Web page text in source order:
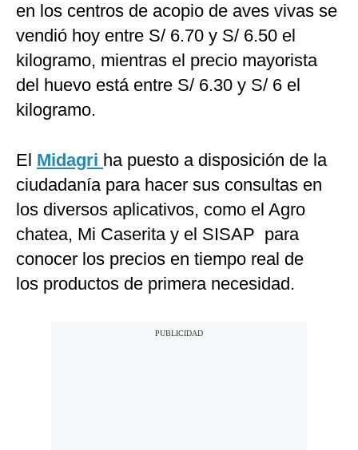
en los centros de acopio de aves vivas se
vendió hoy entre S/ 6.70 y S/ 6.50 el
kilogramo, mientras el precio mayorista
del huevo está entre S/ 6.30 y S/ 6 el
kilogramo.
El Midagri ha puesto a disposición de la
ciudadanía para hacer sus consultas en
los diversos aplicativos, como el Agro
chatea, Mi Caserita y el SISAP para
conocer los precios en tiempo real de
los productos de primera necesidad.